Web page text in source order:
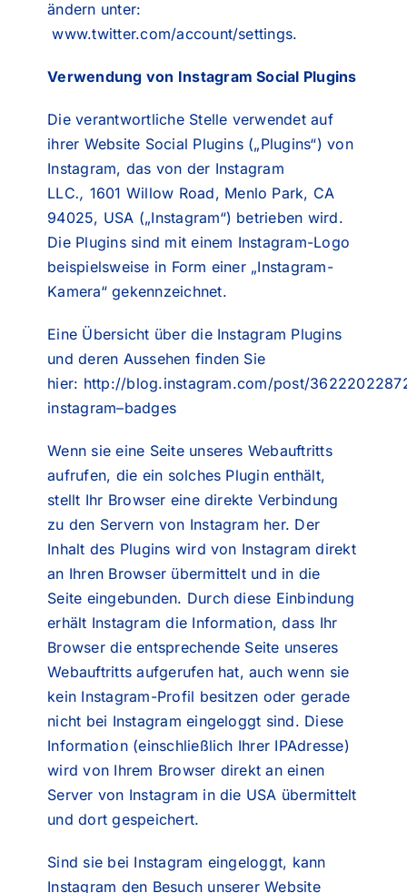
ändern unter:
www.twitter.com/account/settings.
Verwendung von Instagram Social Plugins
Die verantwortliche Stelle verwendet auf
ihrer Website Social Plugins („Plugins“) von
Instagram, das von der Instagram
LLC., 1601 Willow Road, Menlo Park, CA
94025, USA („Instagram“) betrieben wird.
Die Plugins sind mit einem Instagram-Logo
beispielsweise in Form einer „Instagram-
Kamera“ gekennzeichnet.
Eine Übersicht über die Instagram Plugins
und deren Aussehen finden Sie
hier: http://blog.instagram.com/post/
instagram–badges
Wenn sie eine Seite unseres Webauftritts
aufrufen, die ein solches Plugin enthält,
stellt Ihr Browser eine direkte Verbindung
zu den Servern von Instagram her. Der
Inhalt des Plugins wird von Instagram direkt
an Ihren Browser übermittelt und in die
Seite eingebunden. Durch diese Einbindung
erhält Instagram die Information, dass Ihr
Browser die entsprechende Seite unseres
Webauftritts aufgerufen hat, auch wenn sie
kein Instagram-Profil besitzen oder gerade
nicht bei Instagram eingeloggt sind. Diese
Information (einschließlich Ihrer IPAdresse)
wird von Ihrem Browser direkt an einen
Server von Instagram in die USA übermittelt
und dort gespeichert.
Sind sie bei Instagram eingeloggt, kann
Instagram den Besuch unserer Website